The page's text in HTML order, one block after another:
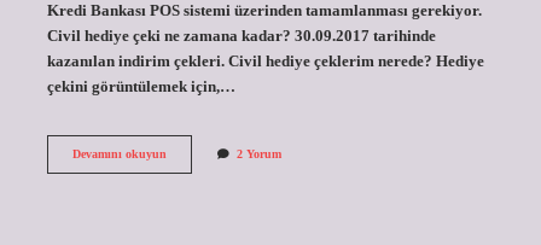
Kredi Bankası POS sistemi üzerinden tamamlanması gerekiyor.
Civil hediye çeki ne zamana kadar? 30.09.2017 tarihinde
kazanılan indirim çekleri. Civil hediye çeklerim nerede? Hediye
çekini görüntülemek için,…
Devamını okuyunCivil
2 Yorum